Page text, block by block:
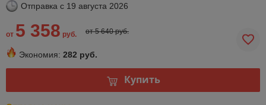
Отправка с 19 августа 2026
от 5 358 руб. от 5 640 руб.
Экономия: 282 руб.
Купить